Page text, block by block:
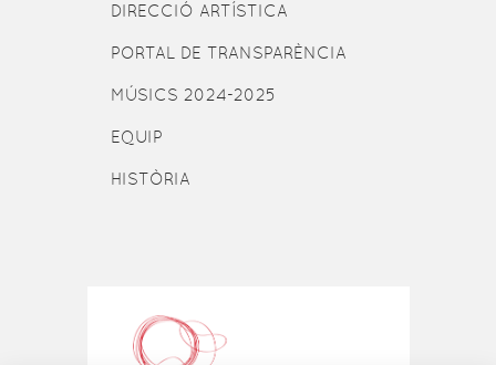
DIRECCIÓ ARTÍSTICA
PORTAL DE TRANSPARÈNCIA
MÚSICS 2024-2025
EQUIP
HISTÒRIA